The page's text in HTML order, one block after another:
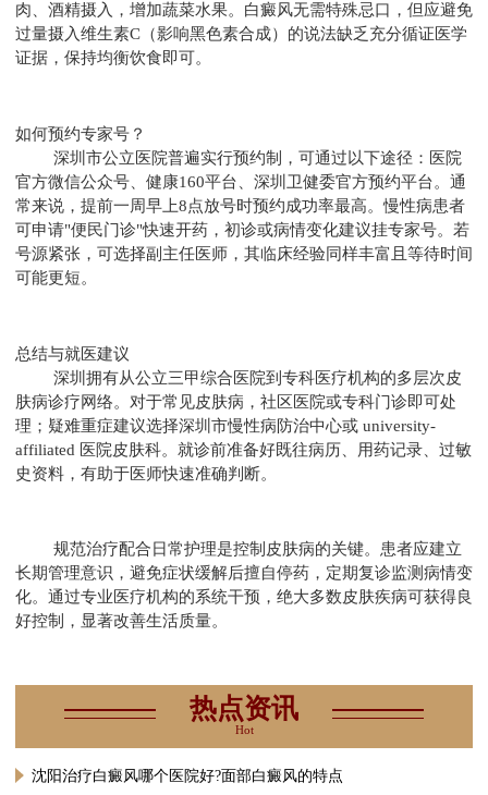
肉、酒精摄入，增加蔬菜水果。白癜风无需特殊忌口，但应避免
过量摄入维生素C（影响黑色素合成）的说法缺乏充分循证医学
证据，保持均衡饮食即可。
如何预约专家号？
深圳市公立医院普遍实行预约制，可通过以下途径：医院
官方微信公众号、健康160平台、深圳卫健委官方预约平台。通
常来说，提前一周早上8点放号时预约成功率最高。慢性病患者
可申请"便民门诊"快速开药，初诊或病情变化建议挂专家号。若
号源紧张，可选择副主任医师，其临床经验同样丰富且等待时间
可能更短。
总结与就医建议
深圳拥有从公立三甲综合医院到专科医疗机构的多层次皮
肤病诊疗网络。对于常见皮肤病，社区医院或专科门诊即可处
理；疑难重症建议选择深圳市慢性病防治中心或 university-
affiliated 医院皮肤科。就诊前准备好既往病历、用药记录、过敏
史资料，有助于医师快速准确判断。
规范治疗配合日常护理是控制皮肤病的关键。患者应建立
长期管理意识，避免症状缓解后擅自停药，定期复诊监测病情变
化。通过专业医疗机构的系统干预，绝大多数皮肤疾病可获得良
好控制，显著改善生活质量。
热点资讯
Hot
沈阳治疗白癜风哪个医院好?面部白癜风的特点